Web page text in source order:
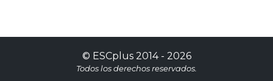
© ESCplus2014 - 2026
Todos los derechos reservados.